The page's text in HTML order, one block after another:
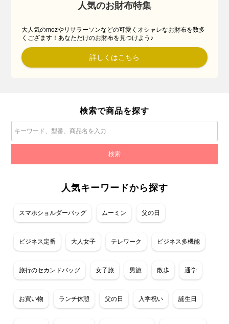
人気のお財布特集
大人気のmozやリサラーソンなどの可愛くオシャレなお財布を数多
くござます！あなただけのお財布を見つけよう♪
詳しくはこちら
検索で商品を探す
人気キーワードから探す
スマホショルダーバッグ ムーミン 父の日
ビジネス定番 大人女子 テレワーク ビジネス多機能
旅行のセカンドバッグ 女子旅 男旅 散歩 通学
お買い物 ランチ休憩 父の日 入学祝い 誕生日